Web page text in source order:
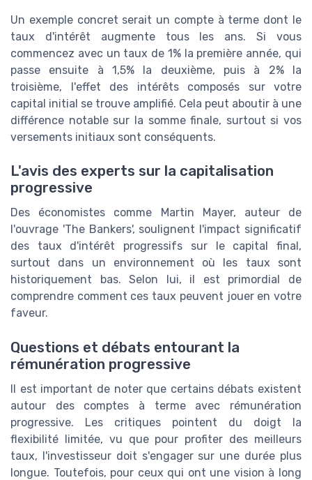
Un exemple concret serait un compte à terme dont le
taux d'intérêt augmente tous les ans. Si vous
commencez avec un taux de 1% la première année, qui
passe ensuite à 1,5% la deuxième, puis à 2% la
troisième, l'effet des intérêts composés sur votre
capital initial se trouve amplifié. Cela peut aboutir à une
différence notable sur la somme finale, surtout si vos
versements initiaux sont conséquents.
L'avis des experts sur la capitalisation
progressive
Des économistes comme Martin Mayer, auteur de
l'ouvrage 'The Bankers', soulignent l'impact significatif
des taux d'intérêt progressifs sur le capital final,
surtout dans un environnement où les taux sont
historiquement bas. Selon lui, il est primordial de
comprendre comment ces taux peuvent jouer en votre
faveur.
Questions et débats entourant la
rémunération progressive
Il est important de noter que certains débats existent
autour des comptes à terme avec rémunération
progressive. Les critiques pointent du doigt la
flexibilité limitée, vu que pour profiter des meilleurs
taux, l'investisseur doit s'engager sur une durée plus
longue. Toutefois, pour ceux qui ont une vision à long